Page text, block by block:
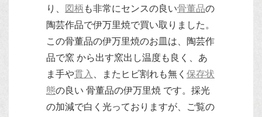
り、
図柄 も非常にセンスの良い骨董品の
陶芸作品で伊万里焼で買い取りました。
この骨董品の伊万里焼のお皿は、陶芸作
品で窯 から出す窯出し温度も良く、あ
ま手や貫入 、またヒビ割れも無く 保存状
態の良い 骨董品の伊万里焼 です。採光
の加減で白く光っておりますが、ご覧の